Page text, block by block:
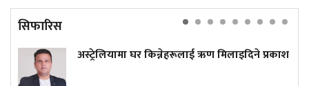
सिफारिस
अस्ट्रेलियामा घर किन्नेहरूलाई ऋण मिलाइदिने प्रकाश